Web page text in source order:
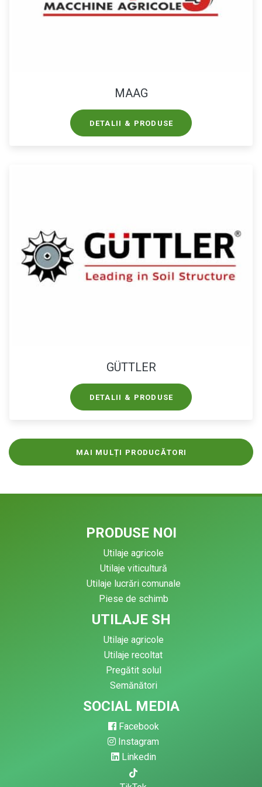
MAAG
DETALII & PRODUSE
GÜTTLER
DETALII & PRODUSE
MAI MULȚI PRODUCĂTORI
PRODUSE NOI
Utilaje agricole
Utilaje viticultură
Utilaje lucrări comunale
Piese de schimb
UTILAJE SH
Utilaje agricole
Utilaje recoltat
Pregătit solul
Semănători
SOCIAL MEDIA
Facebook
Instagram
Linkedin